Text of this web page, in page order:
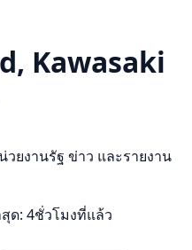
Kawasaki
ยงานรัฐ ข่าว และรายงาน
ด: 4ชั่วโมงที่แล้ว